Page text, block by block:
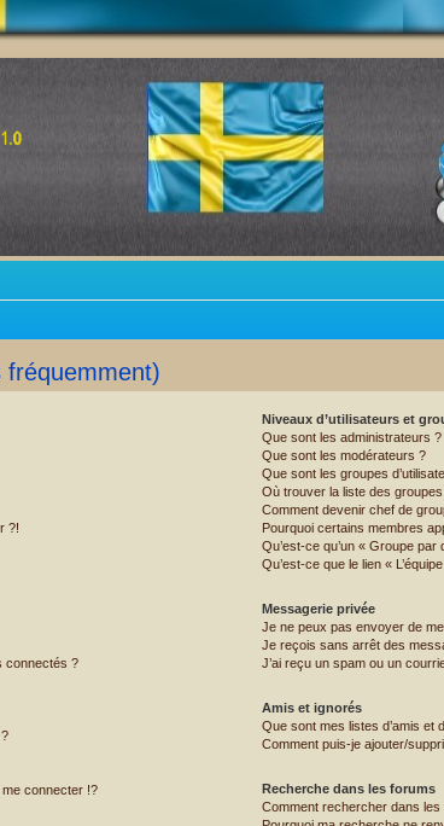
fréquemment)
?!
connectés ?
connecter !?
Niveaux d’utilisateurs et
Que sont les administrateurs ?
Que sont les modérateurs ?
Que sont les groupes
Où trouver la liste des
Comment devenir chef de
Pourquoi certains membres
Qu’est-ce qu’un « Groupe par
Qu’est-ce que le lien «
Messagerie privée
Je ne peux pas envoyer de
Je reçois sans arrêt des
J’ai reçu un spam ou un
Amis et ignorés
Que sont mes listes d’amis et
Comment puis-je ajouter/
Recherche dans les forums
Comment rechercher dans les